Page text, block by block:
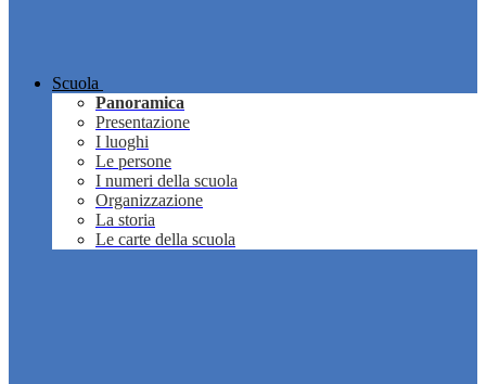
Scuola
Panoramica
Presentazione
I luoghi
Le persone
I numeri della scuola
Organizzazione
La storia
Le carte della scuola